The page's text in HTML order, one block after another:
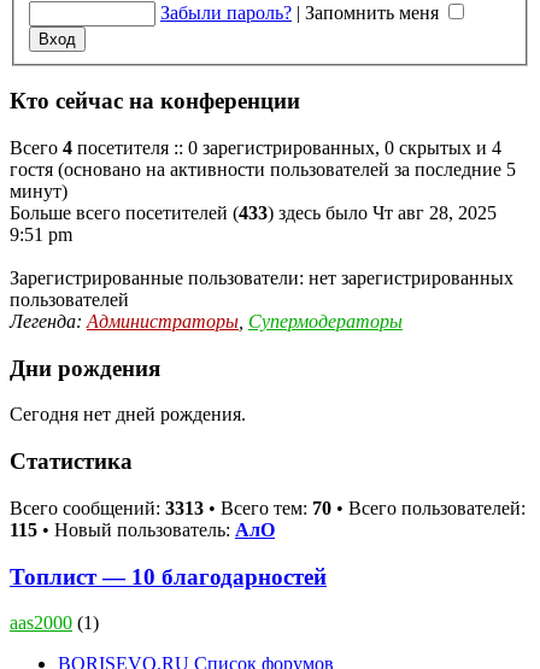
Забыли пароль? | Запомнить меня
Кто сейчас на конференции
Всего 4 посетителя :: 0 зарегистрированных, 0 скрытых и 4
гостя (основано на активности пользователей за последние 5
минут)
Больше всего посетителей (433) здесь было Чт авг 28, 2025
9:51 pm
Зарегистрированные пользователи: нет зарегистрированных
пользователей
Легенда: Администраторы Супермодераторы
Дни рождения
Сегодня нет дней рождения.
Статистика
Всего сообщений: 3313 • Всего тем: 70 • Всего пользователей:
115 • Новый пользователь: АлО
Топлист — 10 благодарностей
aas2000 (1)
BORISEVO.RU Список форумов